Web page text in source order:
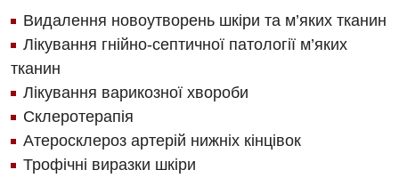
Денний стаціонар
Дерматовенерологія
Дієтологія
Ендокринологія
Кардіологія
Видалення новоутворень шкіри та м’яких тканин
Лікування гнійно-септичної патології м’яких
тканин
Лікування варикозної хвороби
Склеротерапія
Атеросклероз артерій нижніх кінцівок
Трофічні виразки шкіри